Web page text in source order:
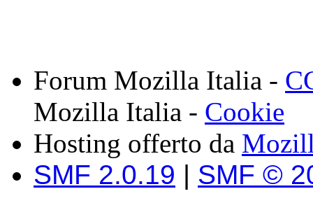
Forum Mozilla Italia -
Mozilla Italia - Cookie
Hosting offerto da
SMF 2.0.19 | SMF ©